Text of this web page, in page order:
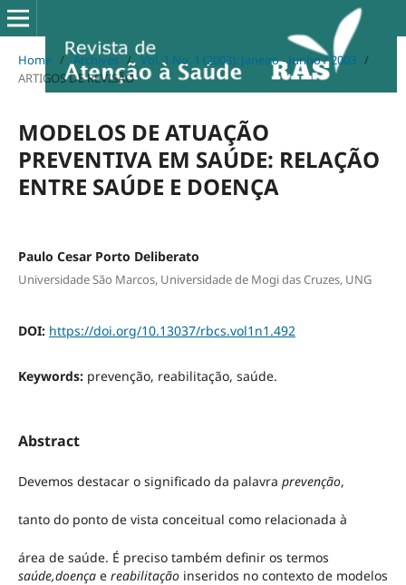
Home / Archives / Vol. 1 No. 1 (2003): Janeiro - Junho / 2003 /
ARTIGOS DE REVISÃO
MODELOS DE ATUAÇÃO
PREVENTIVA EM SAÚDE: RELAÇÃO
ENTRE SAÚDE E DOENÇA
Paulo Cesar Porto Deliberato
Universidade São Marcos, Universidade de Mogi das Cruzes, UNG
DOI: https://doi.org/10.13037/rbcs.vol1n1.492
Keywords: prevenção, reabilitação, saúde.
Abstract
Devemos destacar o significado da palavra prevenção,
tanto do ponto de vista conceitual como relacionada à
área de saúde. É preciso também definir os termos
saúde,doença e reabilitação inseridos no contexto de modelos